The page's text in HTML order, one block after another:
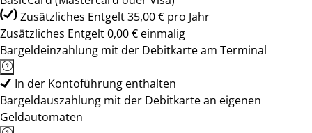
Zusätzliches Entgelt 35,00 € pro Jahr
Zusätzliches Entgelt 0,00 € einmalig
Bargeldeinzahlung mit der Debitkarte am Terminal
In der Kontoführung enthalten
Bargeldauszahlung mit der Debitkarte an eigenen
Geldautomaten